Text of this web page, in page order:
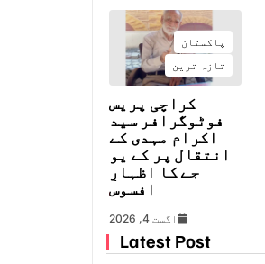
پاکستان
تازہ ترین
کراچی پریس
فوٹوگرافر سید
اکرام مہدی کے
انتقال پر کے یو
جے کا اظہارِ
افسوس
اگست 4, 2026
Latest Post